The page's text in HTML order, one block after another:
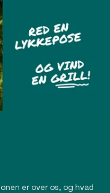
er over os, og hvad